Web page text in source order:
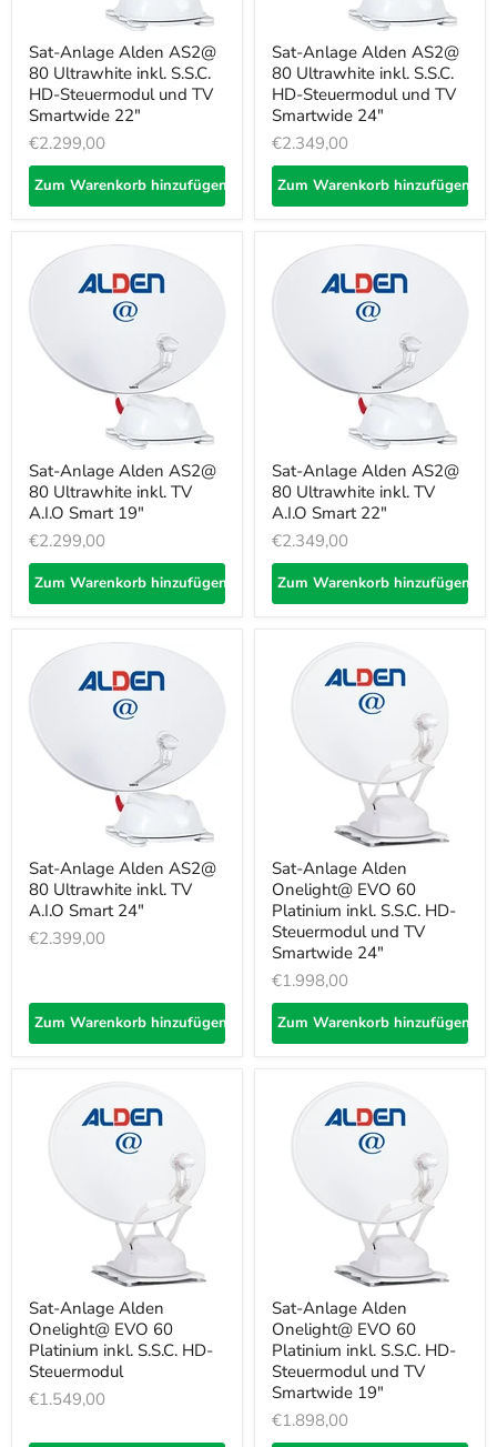
Sat-Anlage Alden AS2@
80 Ultrawhite inkl. S.S.C.
HD-Steuermodul und TV
Smartwide 22"
€2.299,00
Zum Warenkorb hinzufügen
Sat-Anlage Alden AS2@
80 Ultrawhite inkl. S.S.C.
HD-Steuermodul und TV
Smartwide 24"
€2.349,00
Zum Warenkorb hinzufügen
Sat-Anlage Alden AS2@
80 Ultrawhite inkl. TV
A.I.O Smart 19"
€2.299,00
Zum Warenkorb hinzufügen
Sat-Anlage Alden AS2@
80 Ultrawhite inkl. TV
A.I.O Smart 22"
€2.349,00
Zum Warenkorb hinzufügen
Sat-Anlage Alden AS2@
80 Ultrawhite inkl. TV
A.I.O Smart 24"
€2.399,00
Zum Warenkorb hinzufügen
Sat-Anlage Alden
Onelight@ EVO 60
Platinium inkl. S.S.C. HD-
Steuermodul und TV
Smartwide 24"
€1.998,00
Zum Warenkorb hinzufügen
Sat-Anlage Alden
Onelight@ EVO 60
Platinium inkl. S.S.C. HD-
Steuermodul
€1.549,00
Sat-Anlage Alden
Onelight@ EVO 60
Platinium inkl. S.S.C. HD-
Steuermodul und TV
Smartwide 19"
€1.898,00